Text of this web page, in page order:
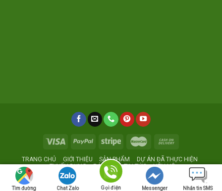
TRANG CHỦ GIỚI THIỆU SẢN PHẨM
DỰ ÁN ĐÃ THỰC HIỆN
TUYỂN DỤNG
BÁO GIÁ TIN TỨC LIÊN HỆ
Xưởng sản xuất nội thất giá rẻ Noithatmocstyle.vn
Tìm đường Chat Zalo Gọi điện Messenger Nhắn tin SMS